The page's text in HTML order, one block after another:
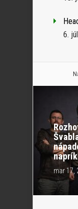
6.
mar 17,